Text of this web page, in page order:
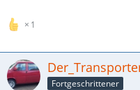
1
Fortgeschrittener